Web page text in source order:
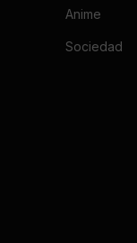
Anime
Sociedad